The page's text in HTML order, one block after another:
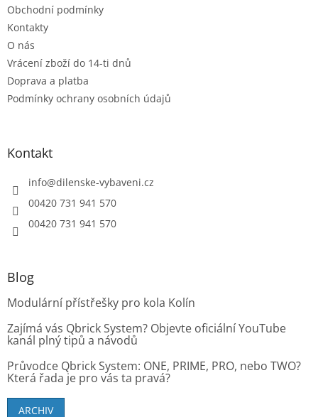
Obchodní podmínky
Kontakty
O nás
Vrácení zboží do 14-ti dnů
Doprava a platba
Podmínky ochrany osobních údajů
Kontakt
info@dilenske-vybaveni.cz
00420 731 941 570
00420 731 941 570
Blog
Modulární přístřešky pro kola Kolín
Zajímá vás Qbrick System? Objevte oficiální YouTube
kanál plný tipů a návodů
Průvodce Qbrick System: ONE, PRIME, PRO, nebo TWO?
Která řada je pro vás ta pravá?
ARCHIV